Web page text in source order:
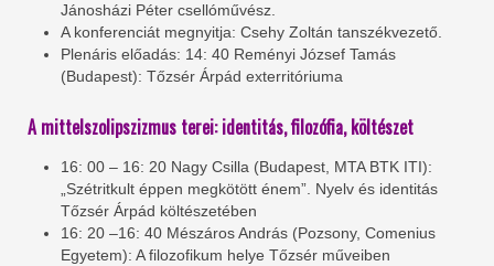
Jánosházi Péter csellóművész.
A konferenciát megnyitja: Csehy Zoltán tanszékvezető.
Plenáris előadás: 14: 40 Reményi József Tamás
(Budapest): Tőzsér Árpád exterritóriuma
A mittelszolipszizmus terei: identitás, filozófia, költészet
16: 00 – 16: 20 Nagy Csilla (Budapest, MTA BTK ITI):
„Szétritkult éppen megkötött énem”. Nyelv és identitás
Tőzsér Árpád költészetében
16: 20 –16: 40 Mészáros András (Pozsony, Comenius
Egyetem): A filozofikum helye Tőzsér műveiben